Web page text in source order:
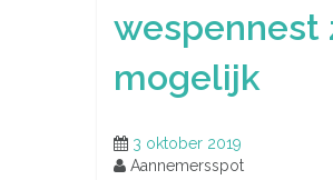
wespennest
mogelijk
3 oktober 2019
Aannemersspot